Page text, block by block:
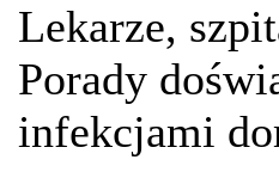
Lekarze,
Porady
infekcjami